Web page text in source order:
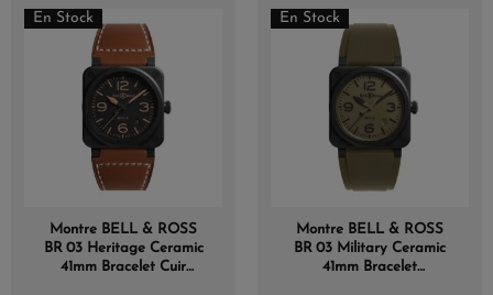
En Stock
Montre BELL & ROSS
BR 03 Heritage Ceramic
41mm Bracelet Cuir
En Stock
Montre BELL & ROSS
BR 03 Military Ceramic
41mm Bracelet